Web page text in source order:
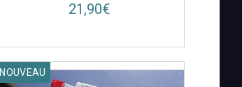
21,90€
NOUVEAU